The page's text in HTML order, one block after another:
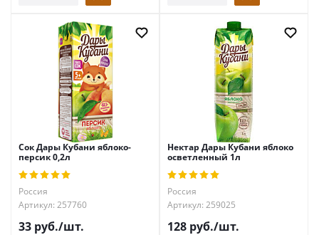
Сок Дары Кубани яблоко-
персик 0,2л
Россия
Артикул: 257760
33 руб./шт.
Нектар Дары Кубани яблоко
осветленный 1л
Россия
Артикул: 259025
128 руб./шт.